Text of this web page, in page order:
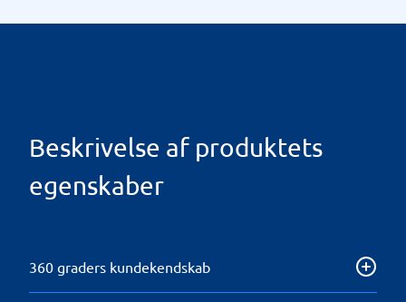
Beskrivelse af produktets
egenskaber
360 graders kundekendskab